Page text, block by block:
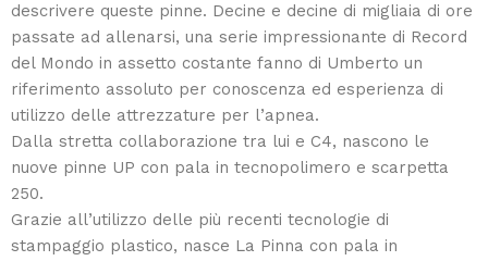
descrivere queste pinne. Decine e decine di migliaia di ore
passate ad allenarsi, una serie impressionante di Record
del Mondo in assetto costante fanno di Umberto un
riferimento assoluto per conoscenza ed esperienza di
utilizzo delle attrezzature per l’apnea.
Dalla stretta collaborazione tra lui e C4, nascono le
nuove pinne UP con pala in tecnopolimero e scarpetta
250.
Grazie all’utilizzo delle più recenti tecnologie di
stampaggio plastico, nasce La Pinna con pala in